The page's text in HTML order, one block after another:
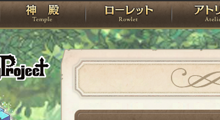
PandoraPartyProject
TOP 神殿 ローレット